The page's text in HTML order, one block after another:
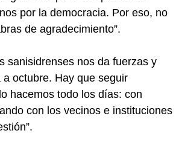
por la democracia. Por eso, no
de agradecimiento”.
sanisidrenses nos da fuerzas y
octubre. Hay que seguir
hacemos todo los días: con
con los vecinos e instituciones